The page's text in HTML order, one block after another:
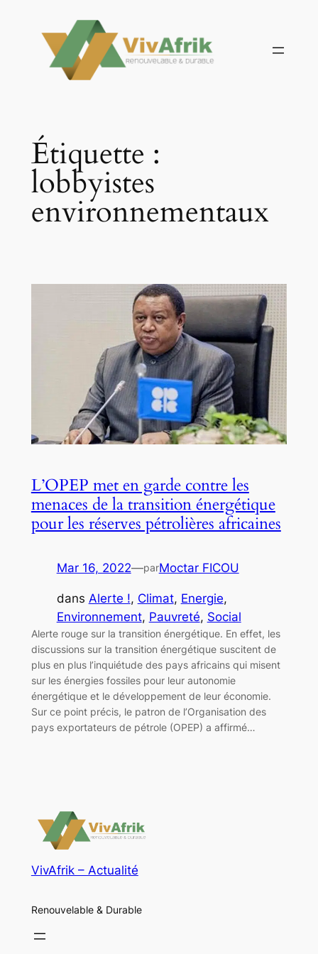
contenu
Étiquette :
lobbyistes
environnementaux
L’OPEP met en garde contre les
menaces de la transition énergétique
pour les réserves pétrolières africaines
Mar 16, 2022—parMoctar FICOU
dans Alerte !, Climat, Energie
Environnement, Pauvreté, Social
Alerte rouge sur la transition énergétique. En effet, les
discussions sur la transition énergétique suscitent de
plus en plus l’inquiétude des pays africains qui misent
sur les énergies fossiles pour leur autonomie
énergétique et le développement de leur économie.
Sur ce point précis, le patron de l’Organisation des
pays exportateurs de pétrole (OPEP) a affirmé…
VivAfrik – Actualité
Renouvelable & Durable